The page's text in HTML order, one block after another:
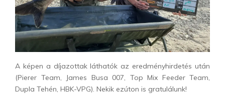
A képen a díjazottak láthatók az eredményhirdetés után
(Pierer Team, James Busa 007, Top Mix Feeder Team,
Dupla Tehén, HBK-VPG). Nekik ezúton is gratulálunk!